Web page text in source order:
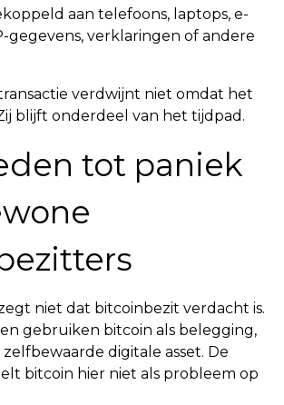
aan telefoons, laptops, e-
gegevens, verklaringen of andere
verdwijnt niet omdat het
blijft onderdeel van het tijdpad.
tot paniek
niet dat bitcoinbezit verdacht is.
gebruiken bitcoin als belegging,
digitale asset. De
bitcoin hier niet als probleem op